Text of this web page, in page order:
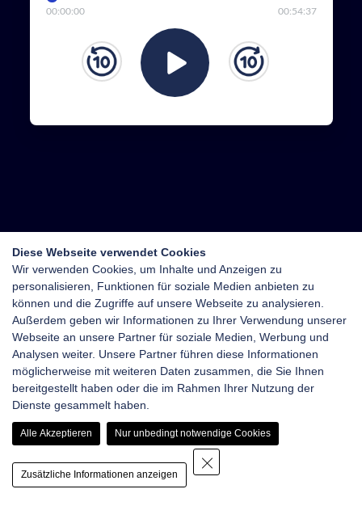
00:00:00 00:54:37
Diese Webseite verwendet Cookies
Wir verwenden Cookies, um Inhalte und Anzeigen zu
personalisieren, Funktionen für soziale Medien anbieten zu
können und die Zugriffe auf unsere Webseite zu analysieren.
Außerdem geben wir Informationen zu Ihrer Verwendung unserer
Webseite an unsere Partner für soziale Medien, Werbung und
Analysen weiter. Unsere Partner führen diese Informationen
möglicherweise mit weiteren Daten zusammen, die Sie Ihnen
bereitgestellt haben oder die im Rahmen Ihrer Nutzung der
Dienste gesammelt haben.
Alle Akzeptieren Nur unbedingt notwendige Cookies
Zusätzliche Informationen anzeigen